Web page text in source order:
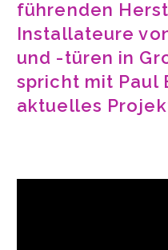
führenden
Installateure
und -türen in
spricht mit Paul
aktuelles